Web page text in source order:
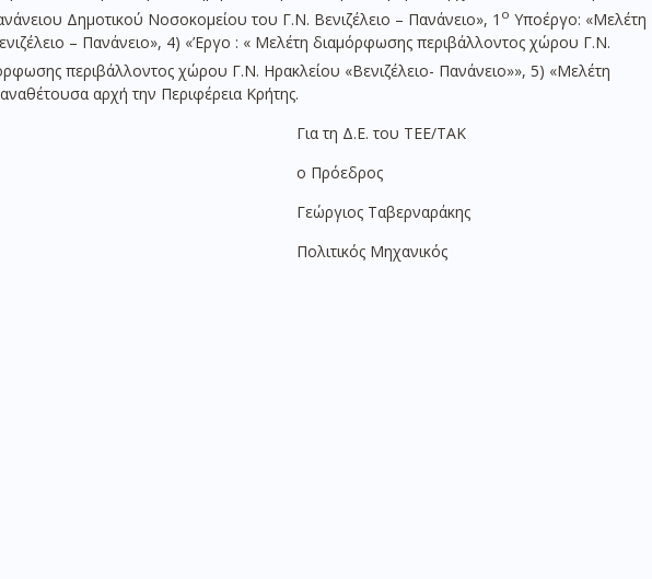
Δημοτικού Νοσοκομείου του Γ.Ν. Βενιζέλειο – Πανάνειο», 1 ο Υποέργο: «Μελέτη
– Πανάνειο», 4) «’Εργο : « Μελέτη διαμόρφωσης περιβάλλοντος χώρου Γ.Ν.
περιβάλλοντος χώρου Γ.Ν. Ηρακλείου «Βενιζέλειο- Πανάνειο»», 5) «Μελέτη
αρχή την Περιφέρεια Κρήτης.
Για τη Δ.Ε. του ΤΕΕ/ΤΑΚ
ο Πρόεδρος
Γεώργιος Ταβερναράκης
Πολιτικός Μηχανικός